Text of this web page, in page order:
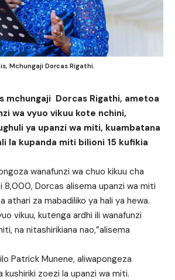
Mchungaji Dorcas Rigathi.
mchungaji Dorcas Rigathi, ametoa
wa vyuo vikuu kote nchini,
ya upanzi wa miti, kuambatana
la kupanda miti bilioni 15 kufikia
wanafunzi wa chuo kikuu cha
8,000, Dorcas alisema upanzi wa miti
athari za mabadiliko ya hali ya hewa.
vikuu, kutenga ardhi ili wanafunzi
na nitashirikiana nao,”alisema
Patrick Munene, aliwapongeza
kushiriki zoezi la upanzi wa miti.